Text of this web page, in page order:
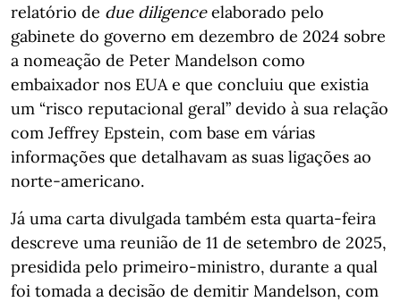
relatório de due diligenceelaborado pelo
gabinete do governo em dezembro de 2024 sobre
a nomeação de Peter Mandelson como
embaixador nos EUA e que concluiu que existia
um “risco reputacional geral” devido à sua relação
com Jeffrey Epstein, com base em várias
informações que detalhavam as suas ligações ao
norte-americano.
Já uma carta divulgada também esta quarta-feira
descreve uma reunião de 11 de setembro de 2025,
presidida pelo primeiro-ministro, durante a qual
foi tomada a decisão de demitir Mandelson, com